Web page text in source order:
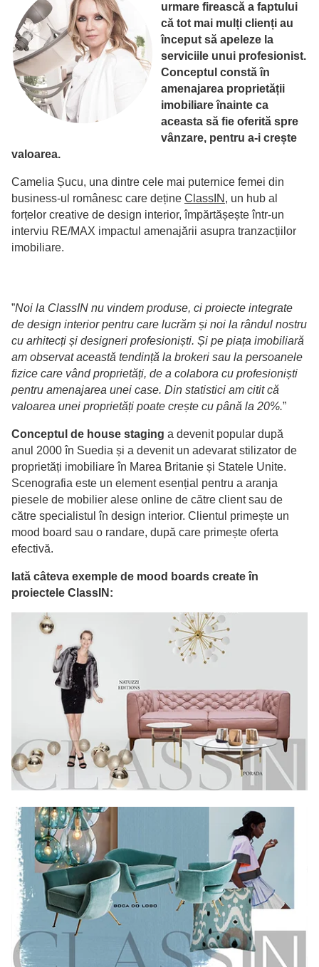
urmare firească a faptului
că tot mai mulți clienți au
început să apeleze la
serviciile unui profesionist.
Conceptul constă în
amenajarea proprietății
imobiliare înainte ca
aceasta să fie oferită spre
vânzare, pentru a-i crește
valoarea.
Camelia Șucu, una dintre cele mai puternice femei din
business-ul românesc care deține ClassIN , un hub al
forțelor creative de design interior, împărtășește într-un
interviu RE/MAX impactul amenajării asupra tranzacțiilor
imobiliare.
”Noi la ClassIN nu vindem produse, ci proiecte integrate
de design interior pentru care lucrăm și noi la rândul nostru
cu arhitecți și designeri profesioniști. Și pe piața imobiliară
am observat această tendință la brokeri sau la persoanele
fizice care vând proprietăți, de a colabora cu profesioniști
pentru amenajarea unei case. Din statistici am citit că
valoarea unei proprietăți poate crește cu până la 20%.”
Conceptul de house staging a devenit popular după
anul 2000 în Suedia și a devenit un adevarat stilizator de
proprietăți imobiliare în Marea Britanie și Statele Unite.
Scenografia este un element esențial pentru a aranja
piesele de mobilier alese online de către client sau de
către specialistul în design interior. Clientul primește un
mood board sau o randare, după care primește oferta
efectivă.
Iată câteva exemple de mood boards create în
proiectele ClassIN: